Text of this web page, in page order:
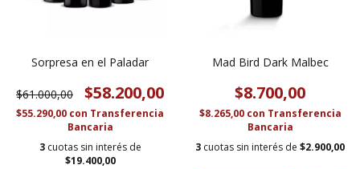
Sorpresa en el Paladar
$61.000,00 $58.200,00
$55.290,00 con Transferencia
Bancaria
3 cuotas sin interés de
$19.400,00
Mad Bird Dark Malbec
$8.700,00
$8.265,00 con Transferencia
Bancaria
3 cuotas sin interés de $2.900,00